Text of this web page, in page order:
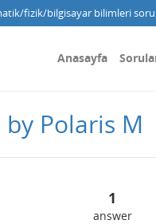
fizik/bilgisayar bilimleri
Anasayfa
Polaris M
1
answer